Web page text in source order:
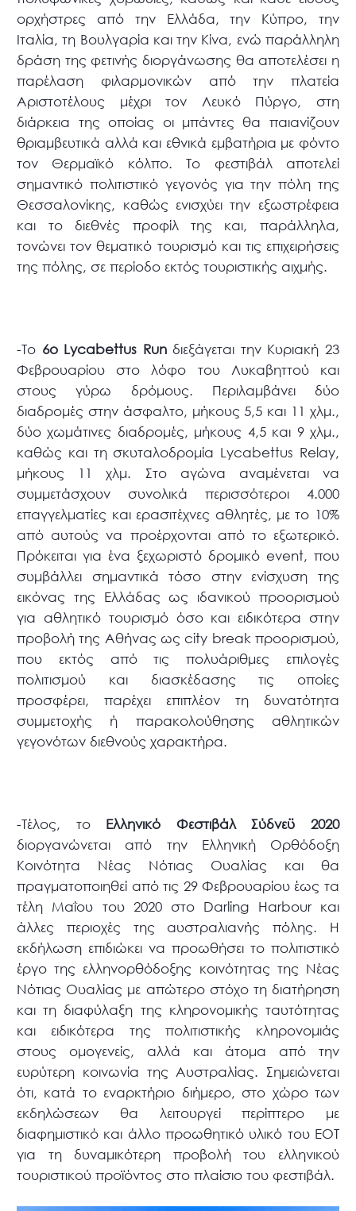
ορχήστρες από την Ελλάδα, την Κύπρο, την
Ιταλία, τη Βουλγαρία και την Κίνα, ενώ παράλληλη
δράση της φετινής διοργάνωσης θα αποτελέσει η
παρέλαση φιλαρμονικών από την πλατεία
Αριστοτέλους μέχρι τον Λευκό Πύργο, στη
διάρκεια της οποίας οι μπάντες θα παιανίζουν
θριαμβευτικά αλλά και εθνικά εμβατήρια με φόντο
τον Θερμαϊκό κόλπο. Το φεστιβάλ αποτελεί
σημαντικό πολιτιστικό γεγονός για την πόλη της
Θεσσαλονίκης, καθώς ενισχύει την εξωστρέφεια
και το διεθνές προφίλ της και, παράλληλα,
τονώνει τον θεματικό τουρισμό και τις επιχειρήσεις
της πόλης, σε περίοδο εκτός τουριστικής αιχμής.
-Το 6ο Lycabettus Runδιεξάγεται την Κυριακή 23
Φεβρουαρίου στο λόφο του Λυκαβηττού και
στους γύρω δρόμους. Περιλαμβάνει δύο
διαδρομές στην άσφαλτο, μήκους 5,5 και 11 χλμ.,
δύο χωμάτινες διαδρομές, μήκους 4,5 και 9 χλμ.,
καθώς και τη σκυταλοδρομία Lycabettus Relay,
μήκους 11 χλμ. Στο αγώνα αναμένεται να
συμμετάσχουν συνολικά περισσότεροι 4.000
επαγγελματίες και ερασιτέχνες αθλητές, με το 10%
από αυτούς να προέρχονται από το εξωτερικό.
Πρόκειται για ένα ξεχωριστό δρομικό event, που
συμβάλλει σημαντικά τόσο στην ενίσχυση της
εικόνας της Ελλάδας ως ιδανικού προορισμού
για αθλητικό τουρισμό όσο και ειδικότερα στην
προβολή της Αθήνας ως city break προορισμού,
που εκτός από τις πολυάριθμες επιλογές
πολιτισμού και διασκέδασης τις οποίες
προσφέρει, παρέχει επιπλέον τη δυνατότητα
συμμετοχής ή παρακολούθησης αθλητικών
γεγονότων διεθνούς χαρακτήρα.
-Τέλος, το Ελληνικό Φεστιβάλ Σύδνεϋ 2020
διοργανώνεται από την Ελληνική Ορθόδοξη
Κοινότητα Νέας Νότιας Ουαλίας και θα
πραγματοποιηθεί από τις 29 Φεβρουαρίου έως τα
τέλη Μαΐου του 2020 στο Darling Harbour και
άλλες περιοχές της αυστραλιανής πόλης. Η
εκδήλωση επιδιώκει να προωθήσει το πολιτιστικό
έργο της ελληνορθόδοξης κοινότητας της Νέας
Νότιας Ουαλίας με απώτερο στόχο τη διατήρηση
και τη διαφύλαξη της κληρονομικής ταυτότητας
και ειδικότερα της πολιτιστικής κληρονομιάς
στους ομογενείς, αλλά και άτομα από την
ευρύτερη κοινωνία της Αυστραλίας. Σημειώνεται
ότι, κατά το εναρκτήριο διήμερο, στο χώρο των
εκδηλώσεων θα λειτουργεί περίπτερο με
διαφημιστικό και άλλο προωθητικό υλικό του ΕΟΤ
για τη δυναμικότερη προβολή του ελληνικού
τουριστικού προϊόντος στο πλαίσιο του φεστιβάλ.